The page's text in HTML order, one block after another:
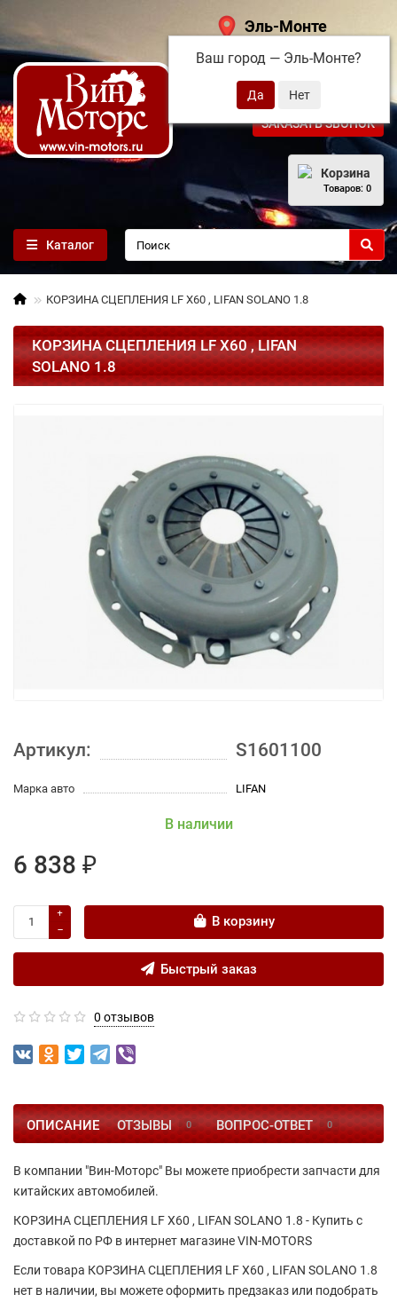
Эль-Монте
Ваш город — Эль-Монте?
+7 (495) 108-68-71
ЗАКАЗАТЬ ЗВОНОК
Корзина
Товаров: 0
Каталог
КОРЗИНА СЦЕПЛЕНИЯ LF X60 , LIFAN SOLANO 1.8
КОРЗИНА СЦЕПЛЕНИЯ LF X60 , LIFAN
SOLANO 1.8
Артикул: S1601100
Марка авто LIFAN
В наличии
6 838 ₽
В корзину
Быстрый заказ
0 отзывов
ОПИСАНИЕ ОТЗЫВЫ 0 ВОПРОС-ОТВЕТ 0
В компании "Вин-Моторс" Вы можете приобрести запчасти для
китайских автомобилей.
КОРЗИНА СЦЕПЛЕНИЯ LF X60 , LIFAN SOLANO 1.8 - Купить с
доставкой по РФ в интернет магазине VIN-MOTORS
Если товара КОРЗИНА СЦЕПЛЕНИЯ LF X60 , LIFAN SOLANO 1.8
нет в наличии, вы можете оформить предзаказ или подобрать